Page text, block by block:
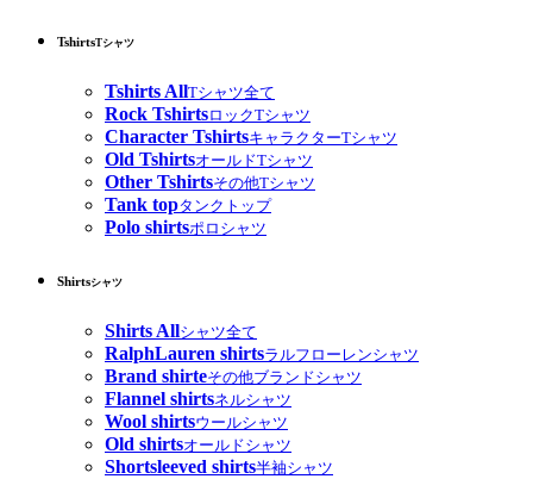
TshirtsTシャツ
Tshirts AllTシャツ全て
Rock TshirtsロックTシャツ
Character TshirtsキャラクターTシャツ
Old TshirtsオールドTシャツ
Other Tshirtsその他Tシャツ
Tank topタンクトップ
Polo shirtsポロシャツ
Shirtsシャツ
Shirts Allシャツ全て
RalphLauren shirtsラルフローレンシャツ
Brand shirteその他ブランドシャツ
Flannel shirtsネルシャツ
Wool shirtsウールシャツ
Old shirtsオールドシャツ
Shortsleeved shirts半袖シャツ